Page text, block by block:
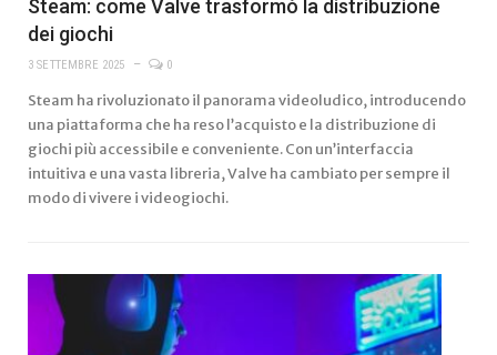
Steam: come Valve trasformò la distribuzione
dei giochi
3 SETTEMBRE 2025 0
Steam ha rivoluzionato il panorama videoludico, introducendo
una piattaforma che ha reso l’acquisto e la distribuzione di
giochi più accessibile e conveniente. Con un’interfaccia
intuitiva e una vasta libreria, Valve ha cambiato per sempre il
modo di vivere i videogiochi.